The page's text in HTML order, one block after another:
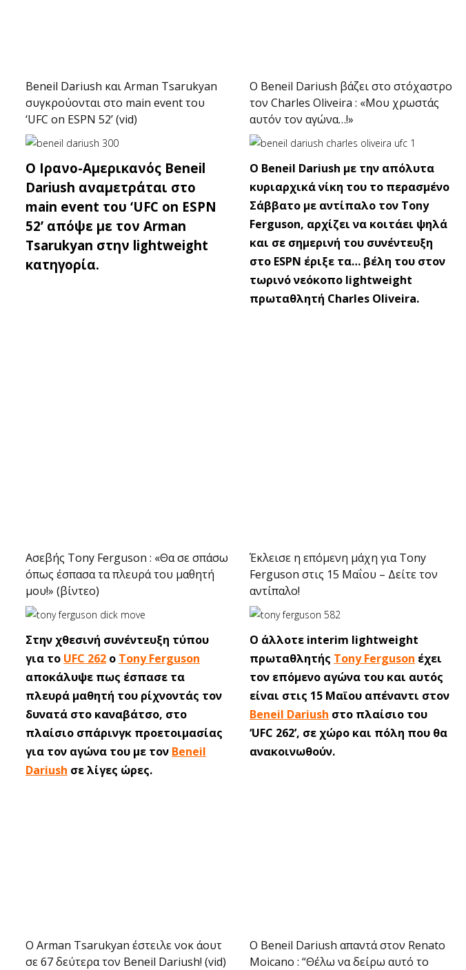
Beneil Dariush και Arman Tsarukyan
συγκρούονται στο main event του
‘UFC on ESPN 52’ (vid)
O Ιρανο-Αμερικανός Beneil
Dariush αναμετράται στο
main event του ‘UFC on ESPN
52’ απόψε με τον Arman
Tsarukyan στην lightweight
κατηγορία.
O Beneil Dariush βάζει στο στόχαστρο
τον Charles Oliveira : «Μου χρωστάς
αυτόν τον αγώνα…!»
O Beneil Dariush με την απόλυτα
κυριαρχικά νίκη του το περασμένο
Σάββατο με αντίπαλο τον Tony
Ferguson, αρχίζει να κοιτάει ψηλά
και σε σημερινή του συνέντευξη
στο ESPN έριξε τα… βέλη του στον
τωρινό νεόκοπο lightweight
πρωταθλητή Charles Oliveira.
Ασεβής Tony Ferguson : «Θα σε σπάσω
όπως έσπασα τα πλευρά του μαθητή
μου!» (βίντεο)
Στην χθεσινή συνέντευξη τύπου
για το UFC 262 ο Tony Ferguson
αποκάλυψε πως έσπασε τα
πλευρά μαθητή του ρίχνοντάς τον
δυνατά στο καναβάτσο, στο
πλαίσιο σπάρινγκ προετοιμασίας
για τον αγώνα του με τον Beneil
Dariush σε λίγες ώρες.
Έκλεισε η επόμενη μάχη για Tony
Ferguson στις 15 Μαΐου – Δείτε τον
αντίπαλο!
Ο άλλοτε interim lightweight
πρωταθλητής Tony Ferguson έχει
τον επόμενο αγώνα του και αυτός
είναι στις 15 Μαϊου απέναντι στον
Beneil Dariush στο πλαίσιο του
‘UFC 262’, σε χώρο και πόλη που θα
ανακοινωθούν.
Ο Arman Tsarukyan έστειλε νοκ άουτ
σε 67 δεύτερα τον Beneil Dariush! (vid)
Ο Beneil Dariush απαντά στον Renato
Moicano : “Θέλω να δείρω αυτό το